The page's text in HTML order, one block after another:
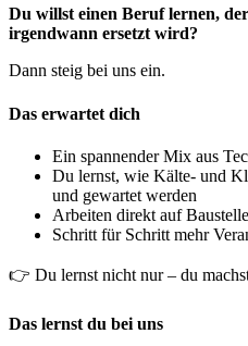
Du willst einen Beruf lernen,
irgendwann ersetzt wird?
Dann steig bei uns ein.
Das erwartet dich
Ein spannender Mix aus
Du lernst, wie Kälte- und
und gewartet werden
Arbeiten direkt auf
Schritt für Schritt mehr
👉 Du lernst nicht nur – du
Das lernst du bei uns